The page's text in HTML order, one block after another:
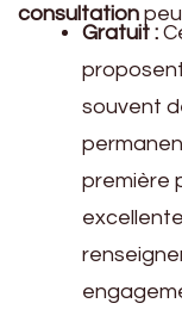
consultation
Gratuit :
souvent
première